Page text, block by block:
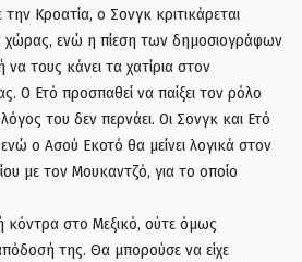
την Κροατία, ο Σονγκ κριτικάρεται
χώρας, ενώ η πίεση των δημοσιογράφων
τους κάνει τα χατίρια στον
Ο Ετό προσπαθεί να παίξει τον ρόλο
του δεν περνάει. Οι Σονγκ και Ετό
ο Ασού Εκοτό θα μείνει λογικά στον
με τον Μουκαντζό, για το οποίο
κόντρα στο Μεξικό, ούτε όμως
της. Θα μπορούσε να είχε